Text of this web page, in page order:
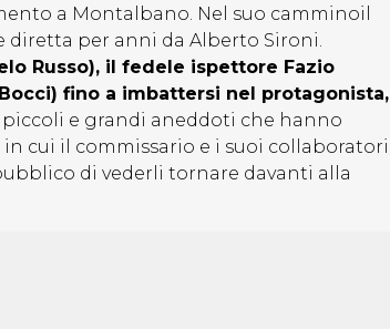
a Montalbano. Nel suo camminoil
per anni da Alberto Sironi.
Russo), il fedele ispettore Fazio
fino a imbattersi nel protagonista,
e grandi aneddoti che hanno
cui il commissario e i suoi collaboratori
di vederli tornare davanti alla